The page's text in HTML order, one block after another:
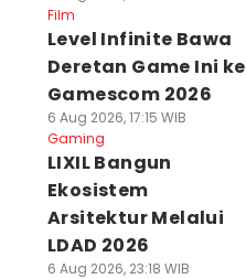
Film
Level Infinite Bawa
Deretan Game Ini ke
Gamescom 2026
6 Aug 2026, 17:15 WIB
Gaming
LIXIL Bangun
Ekosistem
Arsitektur Melalui
LDAD 2026
6 Aug 2026, 23:18 WIB